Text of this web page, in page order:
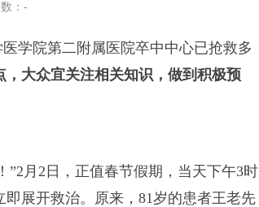
： -
学院第二附属医院卒中中心已抢救多
，大众宜关注相关知识，做到积极预
月2日，正值春节假期，当天下午3时
展开救治。原来，81岁的患者王老先